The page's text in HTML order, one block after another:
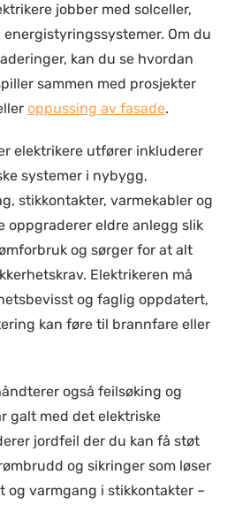
jobber med solceller,
Om du
kan du se hvordan
sammen med prosjekter
oppussing av fasade.
elektrikere utfører inkluderer
systemer i nybygg,
stikkontakter, varmekabler og
oppgraderer eldre anlegg slik
og sørger for at alt
Elektrikeren må
og faglig oppdatert,
kan føre til brannfare eller
også feilsøking og
galt med det elektriske
jordfeil der du kan få støt
og sikringer som løser
og varmgang i stikkontakter –